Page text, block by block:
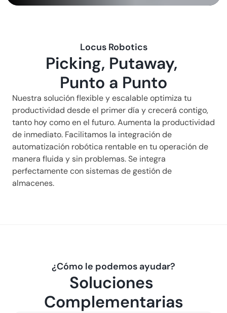
Locus Robotics
Picking, Putaway,
Punto a Punto
Nuestra solución flexible y escalable optimiza tu
productividad desde el primer día y crecerá contigo,
tanto hoy como en el futuro. Aumenta la productividad
de inmediato. Facilitamos la integración de
automatización robótica rentable en tu operación de
manera fluida y sin problemas. Se integra
perfectamente con sistemas de gestión de
almacenes.
¿Cómo le podemos ayudar?
Soluciones
Complementarias